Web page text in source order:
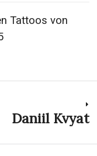
Tattoos von
Daniil Kvyat